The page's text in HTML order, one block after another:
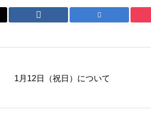
1月12日（祝日）について